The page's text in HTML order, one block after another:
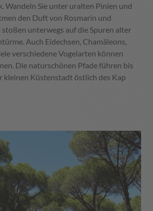
Wandeln Sie unter uralten Pinien und
den Duft von Rosmarin und
stoßen unterwegs auf die Spuren alter
Auch Eidechsen, Chamäleons,
verschiedene Vogelarten können
Die naturschönen Pfade führen bis
kleinen Küstenstadt östlich des Kap